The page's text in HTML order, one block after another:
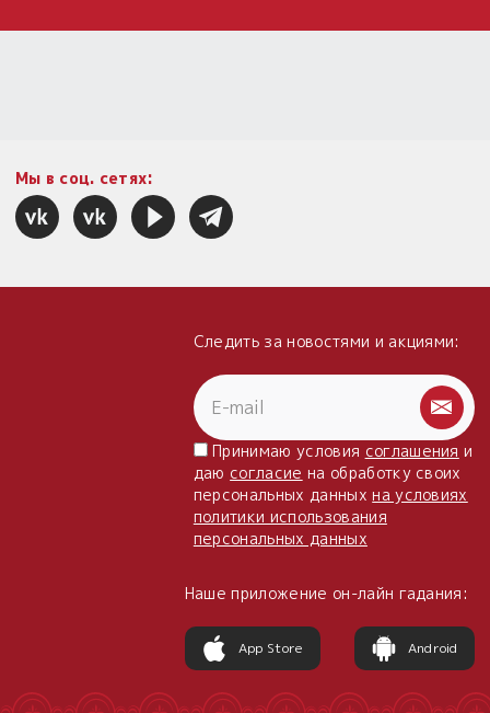
Мы в соц. сетях:
Следить за новостями и акциями:
Принимаю условия соглашения и
даю согласие на обработку своих
персональных данныхна условиях
политики использования
персональных данных
Наше приложение он-лайн гадания:
App Store Android